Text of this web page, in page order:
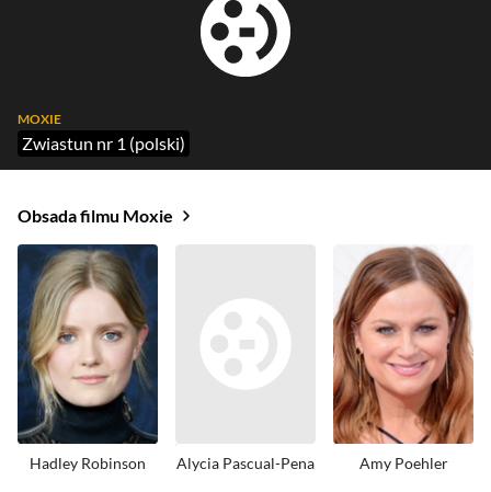
MOXIE
Zwiastun nr 1 (polski)
Obsada filmu Moxie
Hadley Robinson Alycia Pascual-Pena Amy Poehler